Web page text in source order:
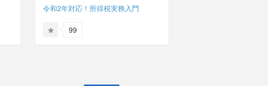
令和2年対応！所得税実務入門
99